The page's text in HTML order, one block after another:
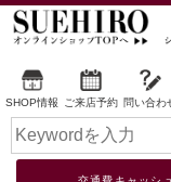
SHOP情報 ご来店予約 問い合わ